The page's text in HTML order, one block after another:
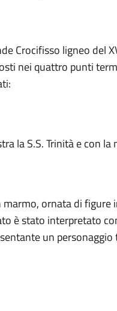
Crocifisso ligneo del
nei quattro punti
la S.S. Trinità e con la
ornata di figure
è stato interpretato
un